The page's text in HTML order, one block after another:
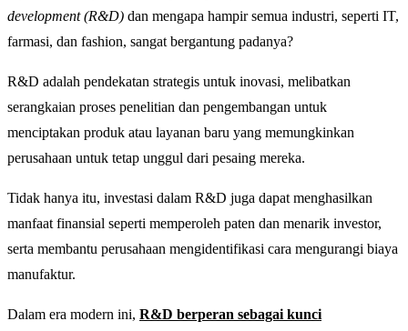
development (R&D) dan mengapa hampir semua industri, seperti IT,
farmasi, dan fashion, sangat bergantung padanya?
R&D adalah pendekatan strategis untuk inovasi, melibatkan
serangkaian proses penelitian dan pengembangan untuk
menciptakan produk atau layanan baru yang memungkinkan
perusahaan untuk tetap unggul dari pesaing mereka.
Tidak hanya itu, investasi dalam R&D juga dapat menghasilkan
manfaat finansial seperti memperoleh paten dan menarik investor,
serta membantu perusahaan mengidentifikasi cara mengurangi biaya
manufaktur.
Dalam era modern ini, R&D berperan sebagai kunci